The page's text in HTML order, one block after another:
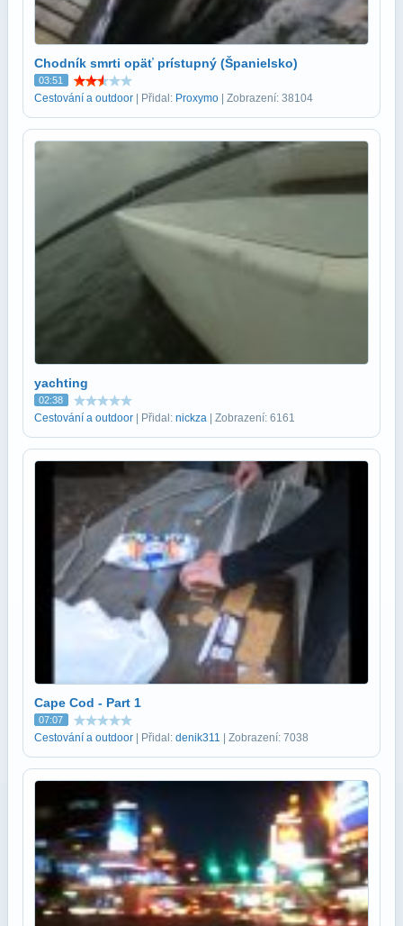
Chodník smrti opäť prístupný (Španielsko)
03:51
Cestování a outdoor | Přidal: Proxymo | Zobrazení: 38104
yachting
02:38
Cestování a outdoor | Přidal: nickza | Zobrazení: 6161
Cape Cod - Part 1
07:07
Cestování a outdoor | Přidal: denik311 | Zobrazení: 7038